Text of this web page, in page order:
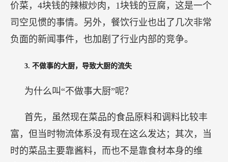
价菜，4块钱的辣椒炒肉，1块钱的豆腐，这是一个
司空见惯的事情。另外，餐饮行业也出了几次非常
负面的新闻事件，也加剧了行业内部的竞争。
3. 不做事的大厨，导致大厨的流失
为什么叫“不做事大厨”呢？
首先，虽然现在菜品的食品原料和调料比较丰
富，但当时物流体系没有现在这么发达；其次，当
时的菜品主要靠酱料，而也不是靠食材本身的维